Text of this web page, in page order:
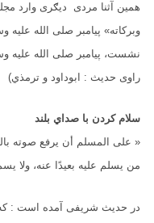
همین آثنا مردی دیګری وارد
وبركاته» پیامبر صلی الله
نشست، پیامبر صلی الله علیه
راوی حدیث : ابوداود و ترمذي)
سلام کردن با صداي بلند
« على المسلم أن يرفع صوته
من يسلم عليه بعيدًا عنه، ولا
در حدیث شریفی آمده است : که